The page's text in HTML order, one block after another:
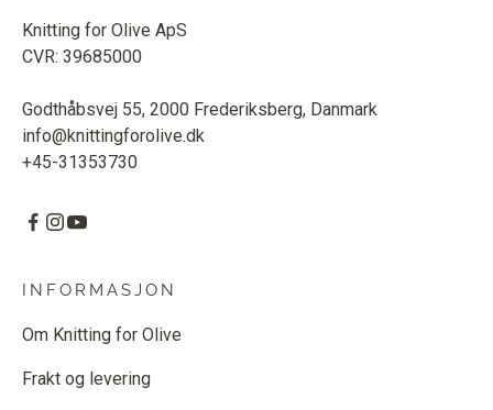
Knitting for Olive ApS
CVR: 39685000
Godthåbsvej 55, 2000 Frederiksberg, Danmark
info@knittingforolive.dk
+45-31353730
INFORMASJON
Om Knitting for Olive
Frakt og levering